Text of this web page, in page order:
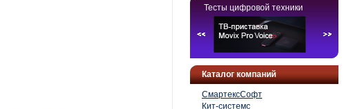
Тесты цифровой техники
Каталог компаний
СмартексСофт
Кит-системс